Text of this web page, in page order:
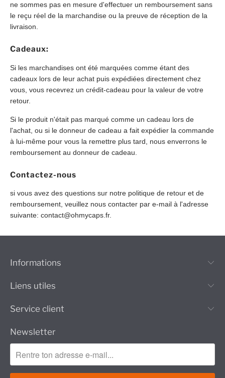
ne sommes pas en mesure d'effectuer un remboursement sans
le reçu réel de la marchandise ou la preuve de réception de la
livraison.
Cadeaux:
Si les marchandises ont été marquées comme étant des
cadeaux lors de leur achat puis expédiées directement chez
vous, vous recevrez un crédit-cadeau pour la valeur de votre
retour.
Si le produit n'était pas marqué comme un cadeau lors de
l'achat, ou si le donneur de cadeau a fait expédier la commande
à lui-même pour vous la remettre plus tard, nous enverrons le
remboursement au donneur de cadeau.
Contactez-nous
si vous avez des questions sur notre politique de retour et de
remboursement, veuillez nous contacter par e-mail à l'adresse
suivante: contact@ohmycaps.fr.
Informations
Liens utiles
Service client
Newsletter